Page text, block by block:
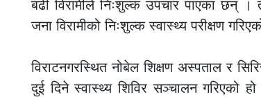
बढी विरामीले निःशुल्क उपचार पाएका छन्
जना विरामीको निःशुल्क स्वास्थ्य परीक्षण
विराटनगरस्थित नोबेल शिक्षण अस्पताल र
दुई दिने स्वास्थ्य शिविर सञ्चालन गरिएको